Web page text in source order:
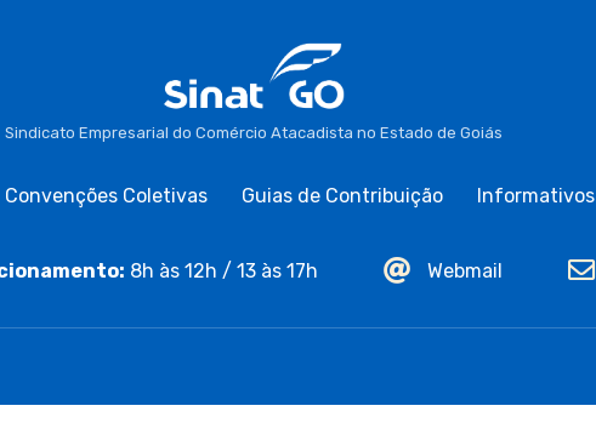
Sindicato Empresarial do Comércio Atacadista no Estado de Goiás
Convenções Coletivas Guias de Contribuição Informativos
8h às 12h / 13 às 17h Webmail